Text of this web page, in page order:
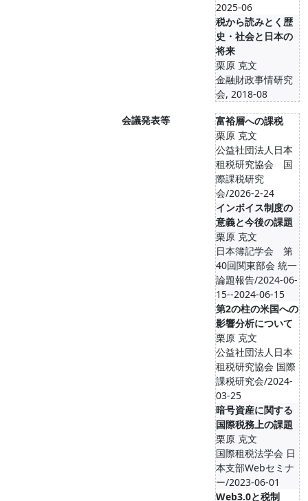
2025-06
税から読みとく歴
史・社会と日本の
将来
栗原 克文
金融財政事情研究
会, 2018-08
会議発表等
富裕層への課税
栗原 克文
公益社団法人日本
租税研究協会 国
際課税研究
会/2026-2-24
インボイス制度の
意義と今後の課題
栗原 克文
日本簿記学会 第
40回関東部会 統一
論題報告/2024-06-
15--2024-06-15
第2の柱の米国への
影響分析について
栗原 克文
公益社団法人日本
租税研究協会 国際
課税研究会/2024-
03-25
暗号資産に関する
国際税務上の課題
栗原 克文
国際租税法学会 日
本支部Webセミナ
ー/2023-06-01
Web3.0と税制